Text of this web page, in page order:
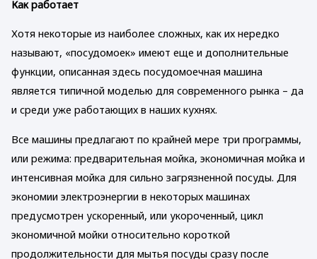
Как работает
Хотя некоторые из наиболее сложных, как их нередко
называют, «посудомоек» имеют еще и дополнительные
функции, описанная здесь посудомоечная машина
является типичной моделью для современного рынка – да
и среди уже работающих в наших кухнях.
Все машины предлагают по крайней мере три программы,
или режима: предварительная мойка, экономичная мойка и
интенсивная мойка для сильно загрязненной посуды. Для
экономии электроэнергии в некоторых машинах
предусмотрен ускоренный, или укороченный, цикл
экономичной мойки относительно короткой
продолжительности для мытья посуды сразу после